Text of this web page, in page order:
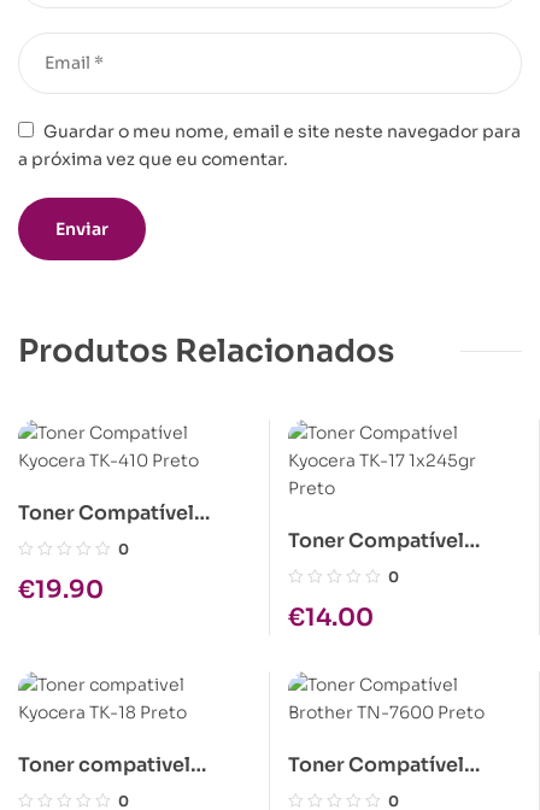
Guardar o meu nome, email e site neste navegador para
a próxima vez que eu comentar.
Produtos Relacionados
Toner Compatível
Kyocera TK-410 Preto
0
€19.90
Toner Compatível
Kyocera TK-17 1x245gr
0
€14.00
Toner compativel
Kyocera TK-18 Preto
0
Toner Compatível
Brother TN-7600 Preto
0